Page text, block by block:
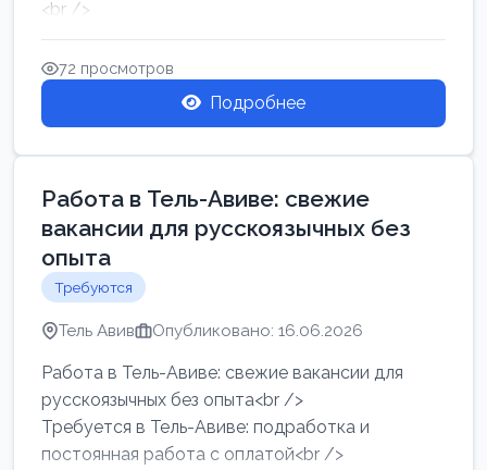
<br />
Работа в Нетании на мебельном производстве:
требу...
72 просмотров
Подробнее
Работа в Тель-Авиве: свежие
вакансии для русскоязычных без
опыта
Требуются
Тель Авив Опубликовано: 16.06.2026
Работа в Тель-Авиве: свежие вакансии для
русскоязычных без опыта<br />
Требуется в Тель-Авиве: подработка и
постоянная работа с оплатой<br />